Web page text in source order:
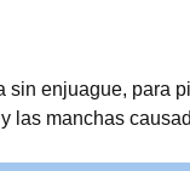
sin enjuague, para
las manchas